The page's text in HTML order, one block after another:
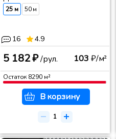
25 м 50 м
16 4.9
5 182 ₽/рул. 103 ₽/м²
Остаток 8290м²
В корзину